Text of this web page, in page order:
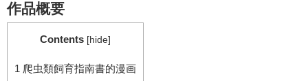
作品概要
Contents [hide]
1 爬虫類飼育指南書的漫画